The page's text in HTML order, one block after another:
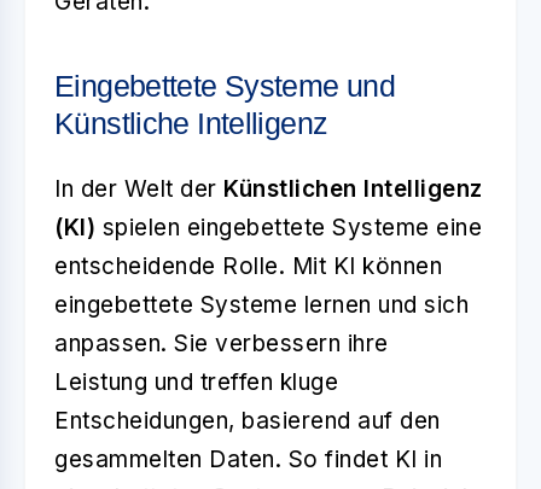
Eingebettete Systeme und
Künstliche Intelligenz
In der Welt der Künstlichen Intelligenz
(KI) spielen eingebettete Systeme eine
entscheidende Rolle. Mit KI können
eingebettete Systeme lernen und sich
anpassen. Sie verbessern ihre
Leistung und treffen kluge
Entscheidungen, basierend auf den
gesammelten Daten. So findet KI in